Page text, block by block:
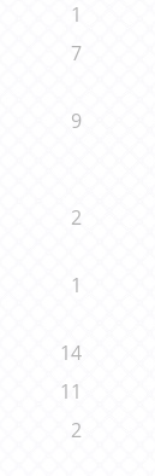
1
7
9
2
1
14
11
2